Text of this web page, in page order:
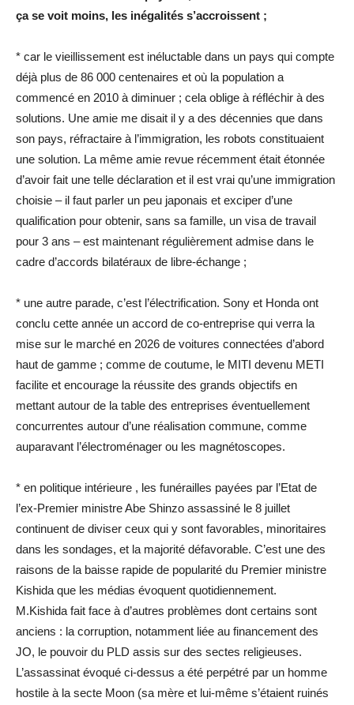
ça se voit moins, les inégalités s’accroissent ;
* car le vieillissement est inéluctable dans un pays qui compte
déjà plus de 86 000 centenaires et où la population a
commencé en 2010 à diminuer ; cela oblige à réfléchir à des
solutions. Une amie me disait il y a des décennies que dans
son pays, réfractaire à l’immigration, les robots constituaient
une solution. La même amie revue récemment était étonnée
d’avoir fait une telle déclaration et il est vrai qu’une immigration
choisie – il faut parler un peu japonais et exciper d’une
qualification pour obtenir, sans sa famille, un visa de travail
pour 3 ans – est maintenant régulièrement admise dans le
cadre d’accords bilatéraux de libre-échange ;
* une autre parade, c’est l’électrification. Sony et Honda ont
conclu cette année un accord de co-entreprise qui verra la
mise sur le marché en 2026 de voitures connectées d’abord
haut de gamme ; comme de coutume, le MITI devenu METI
facilite et encourage la réussite des grands objectifs en
mettant autour de la table des entreprises éventuellement
concurrentes autour d’une réalisation commune, comme
auparavant l’électroménager ou les magnétoscopes.
* en politique intérieure , les funérailles payées par l’Etat de
l’ex-Premier ministre Abe Shinzo assassiné le 8 juillet
continuent de diviser ceux qui y sont favorables, minoritaires
dans les sondages, et la majorité défavorable. C’est une des
raisons de la baisse rapide de popularité du Premier ministre
Kishida que les médias évoquent quotidiennement.
M.Kishida fait face à d’autres problèmes dont certains sont
anciens : la corruption, notamment liée au financement des
JO, le pouvoir du PLD assis sur des sectes religieuses.
L’assassinat évoqué ci-dessus a été perpétré par un homme
hostile à la secte Moon (sa mère et lui-même s’étaient ruinés